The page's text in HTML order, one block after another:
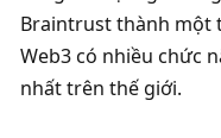
Braintrust thành một
Web3 có nhiều chức
nhất trên thế giới.